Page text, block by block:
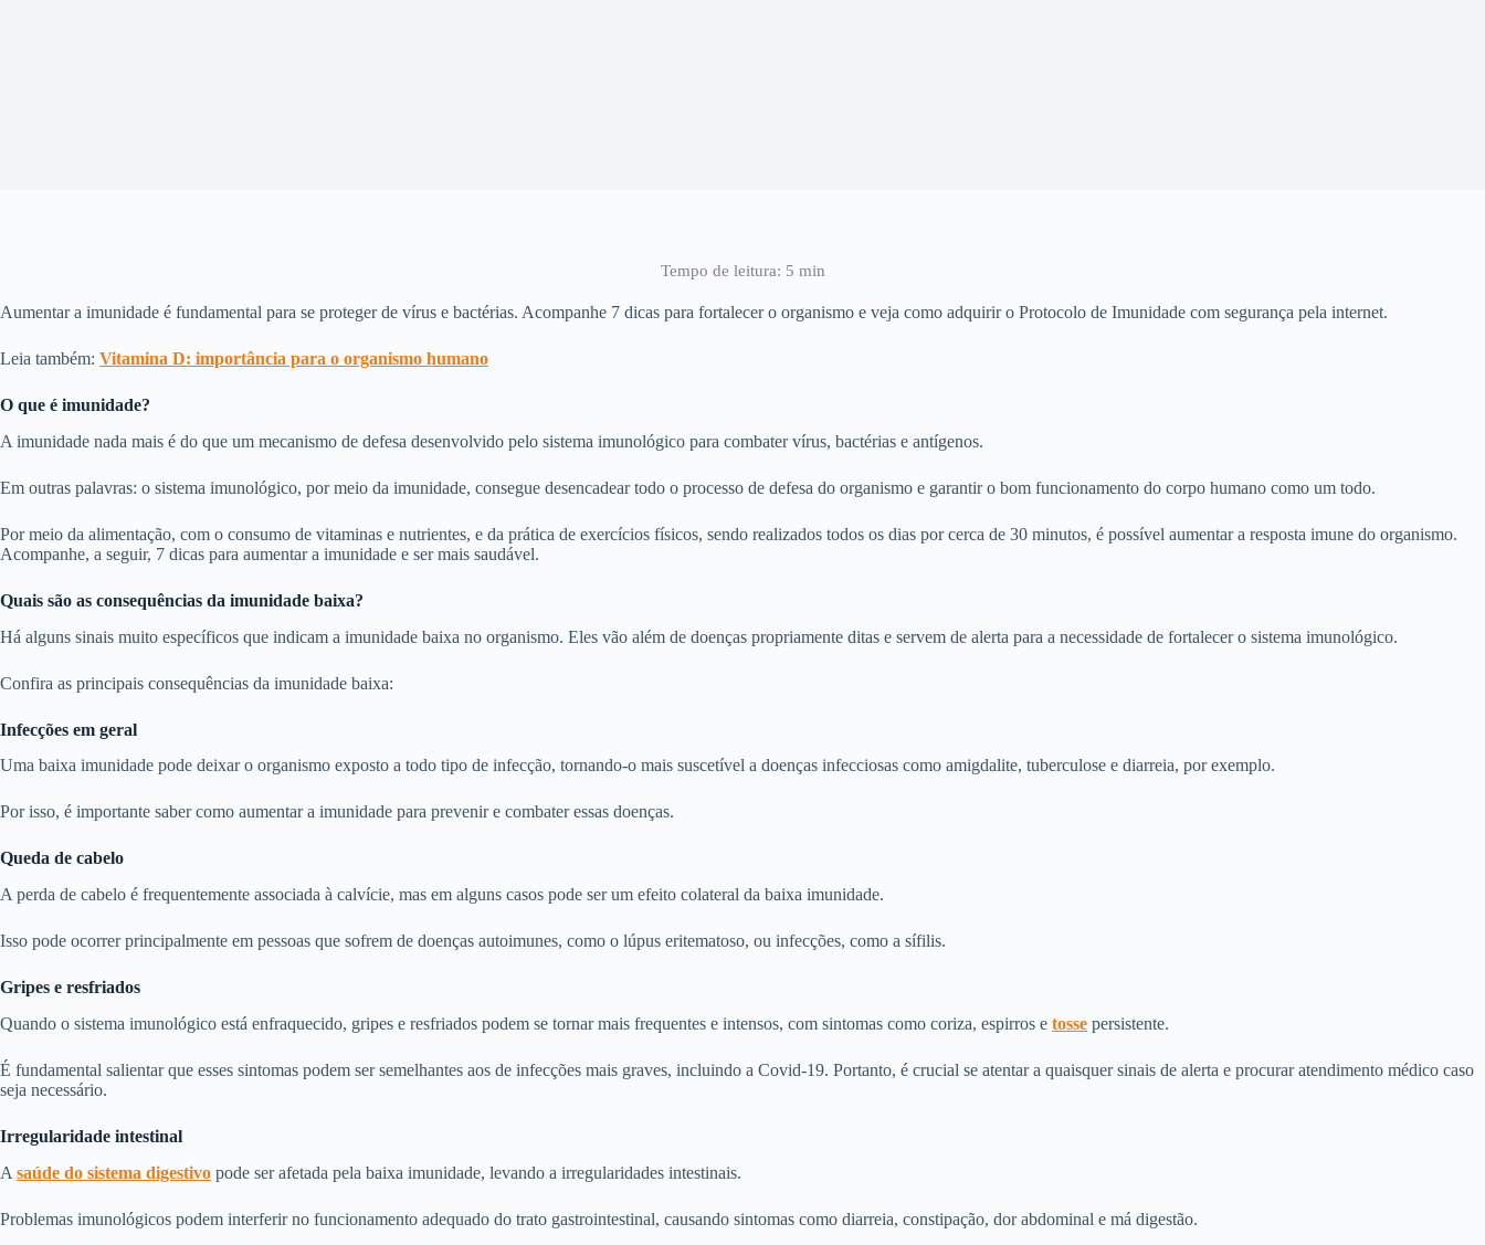
Aumentar a imunidade é fundamental para se proteger de vírus e bactérias. Acompanhe 7 dicas para fortalecer o organismo e veja como adquirir o Protocolo de Imunidade com segurança pela internet.
Leia também: Vitamina D: importância para o organismo humano
O que é imunidade?
A imunidade nada mais é do que um mecanismo de defesa desenvolvido pelo sistema imunológico para combater vírus, bactérias e antígenos.
Em outras palavras: o sistema imunológico, por meio da imunidade, consegue desencadear todo o processo de defesa do organismo e garantir o bom funcionamento do corpo humano como um todo.
Por meio da alimentação, com o consumo de vitaminas e nutrientes, e da prática de exercícios físicos, sendo realizados todos os dias por cerca de 30 minutos, é possível aumentar a resposta imune do organismo.
Acompanhe, a seguir, 7 dicas para aumentar a imunidade e ser mais saudável.
Quais são as consequências da imunidade baixa?
Há alguns sinais muito específicos que indicam a imunidade baixa no organismo. Eles vão além de doenças propriamente ditas e servem de alerta para a necessidade de fortalecer o sistema imunológico.
Confira as principais consequências da imunidade baixa:
Infecções em geral
Uma baixa imunidade pode deixar o organismo exposto a todo tipo de infecção, tornando-o mais suscetível a doenças infecciosas como amigdalite, tuberculose e diarreia, por exemplo.
Por isso, é importante saber como aumentar a imunidade para prevenir e combater essas doenças.
Queda de cabelo
A perda de cabelo é frequentemente associada à calvície, mas em alguns casos pode ser um efeito colateral da baixa imunidade.
Isso pode ocorrer principalmente em pessoas que sofrem de doenças autoimunes, como o lúpus eritematoso, ou infecções, como a sífilis.
Gripes e resfriados
Quando o sistema imunológico está enfraquecido, gripes e resfriados podem se tornar mais frequentes e intensos, com sintomas como coriza, espirros e tosse persistente.
É fundamental salientar que esses sintomas podem ser semelhantes aos de infecções mais graves, incluindo a Covid-19. Portanto, é crucial se atentar a quaisquer sinais de alerta e procurar atendimento médico caso
seja necessário.
Irregularidade intestinal
A saúde do sistema digestivo pode ser afetada pela baixa imunidade, levando a irregularidades intestinais.
Problemas imunológicos podem interferir no funcionamento adequado do trato gastrointestinal, causando sintomas como diarreia, constipação, dor abdominal e má digestão.